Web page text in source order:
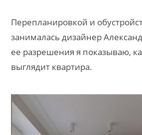
Перепланировкой и
занималась дизайнер
ее разрешения я показываю,
выглядит квартира.